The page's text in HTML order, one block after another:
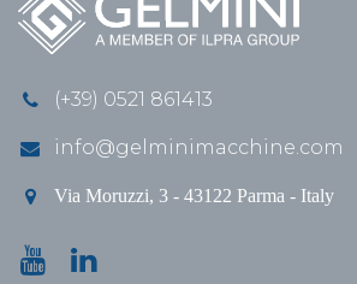
(+39) 0521 861413
info@gelminimacchine.com
Via Moruzzi, 3 - 43122 Parma - Italy